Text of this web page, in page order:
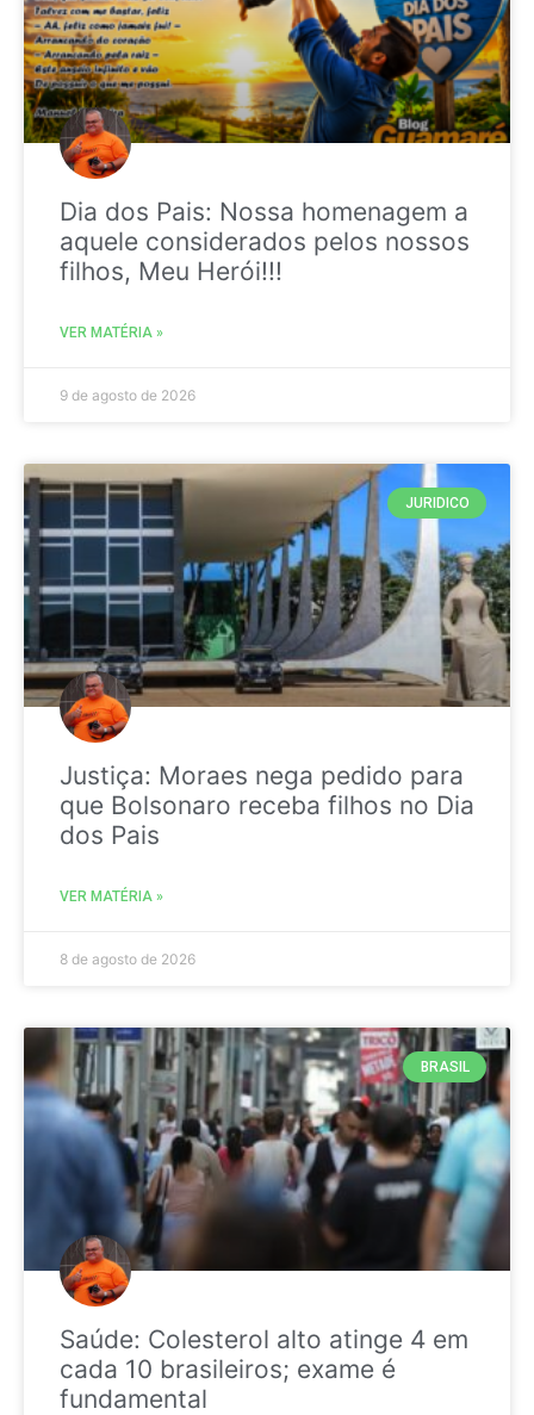
Dia dos Pais: Nossa homenagem a
aquele considerados pelos nossos
filhos, Meu Herói!!!
VER MATÉRIA »
9 de agosto de 2026
JURIDICO
Justiça: Moraes nega pedido para
que Bolsonaro receba filhos no Dia
dos Pais
VER MATÉRIA »
8 de agosto de 2026
BRASIL
Saúde: Colesterol alto atinge 4 em
cada 10 brasileiros; exame é
fundamental